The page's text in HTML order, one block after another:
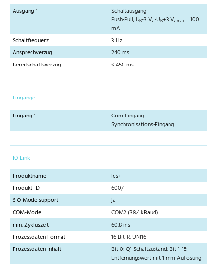
Ausgang 1
Schaltausgang
Push-Pull, UB-3 V, -UB+3 V,Imax = 100
mA
Schaltfrequenz
3 Hz
Ansprechverzug
240 ms
Bereitschaftsverzug
< 450 ms
Eingänge
Eingang 1
Com-Eingang
Synchronisations-Eingang
IO-Link
Produktname
lcs+
Produkt-ID
600/F
SIO-Mode support
ja
COM-Mode
COM2 (38,4 kBaud)
min. Zykluszeit
60,8 ms
Prozessdaten-Format
16 Bit, R, UNI16
Prozessdaten-Inhalt
Bit 0: Q1 Schaltzustand; Bit 1-15:
Entfernungswert mit 1 mm Auflösung